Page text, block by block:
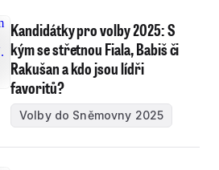
Kandidátky pro volby 2025: S
kým se střetnou Fiala, Babiš či
Rakušan a kdo jsou lídři
favoritů?
Volby do Sněmovny 2025